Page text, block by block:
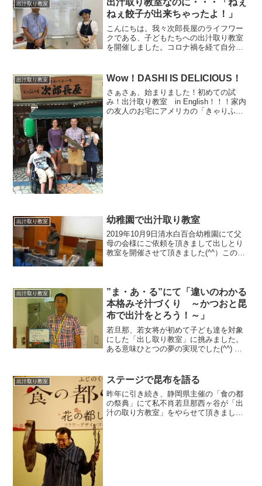
出汁取り教室
出汁取り教室なのに・・・「ねぇ
ねぇ餃子が出来ちゃったよ！」
こんにちは。我々次郎長屋のライフワー
クである、子どもたちへの出汁取り教室
を開催しました。コロナ禍を経て自分達
で１１名の参加です。ホワイトボードの
上にある「まある」のマス...
出汁取り教室 Wow！DASHI IS DELICIOUS！
さぁさぁ、始まりました！初めての試
み！出汁取り教室 in English！！！家内
の友人のお宅にアメリカの「きゃりふぉ
出汁取り教室 幼稚園で出汁取り教室
2019年10月9日清水白百合幼稚園にて父
母の会様にご依頼を頂きまして出しとり
教室を開催させて頂きました(^^）この幼
育、木のおもち...
出汁取り教室
”ま・あ・る”にて「違いのわかる
本格みそ汁づくり ～かつおと昆
布で出汁をとろう！～」
若旦那、若女将が初めて子ども達を対象
にした「出し取り教室」に挑みました。
ある意味ひとつの夢の実現でした(^^) 若
抱いていました。 レジュメは若女将の手
書き！ まぁか...
出汁取り教室 ステージで昆布を語る
昨年に引き続き、静岡県主催の「食の都
の祭典」にて私不肖若旦那西ヶ谷が「出
汁の取り方教室」をやらせて頂きまし